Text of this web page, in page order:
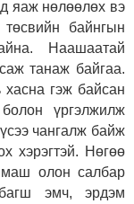
яаж нөлөөлөх вэ
төсвийн байнгын
Наашаатай
танаж байгаа.
гэж байсан
үргэлжилж
чангалж байж
хэрэгтэй. Нөгөө
маш олон салбар
эмч, эрдэм